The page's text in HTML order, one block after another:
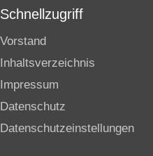
Schnellzugriff
Vorstand
Inhaltsverzeichnis
Impressum
Datenschutz
Datenschutzeinstellungen